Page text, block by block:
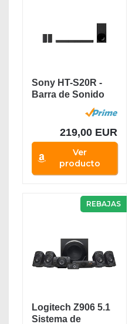
Sony HT-S20R -
Barra de Sonido
(5.1 Canales,...
219,00 EUR
Ver
producto
REBAJAS
Logitech Z906 5.1
Sistema de